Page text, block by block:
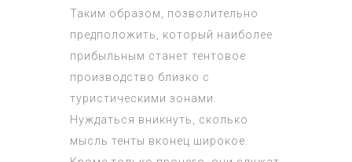
Таким образом, позволительно
предположить, который наиболее
прибыльным станет тентовое
производство близко с
туристическими зонами.
Нуждаться вникнуть, сколько
мысль тенты вконец широкое.